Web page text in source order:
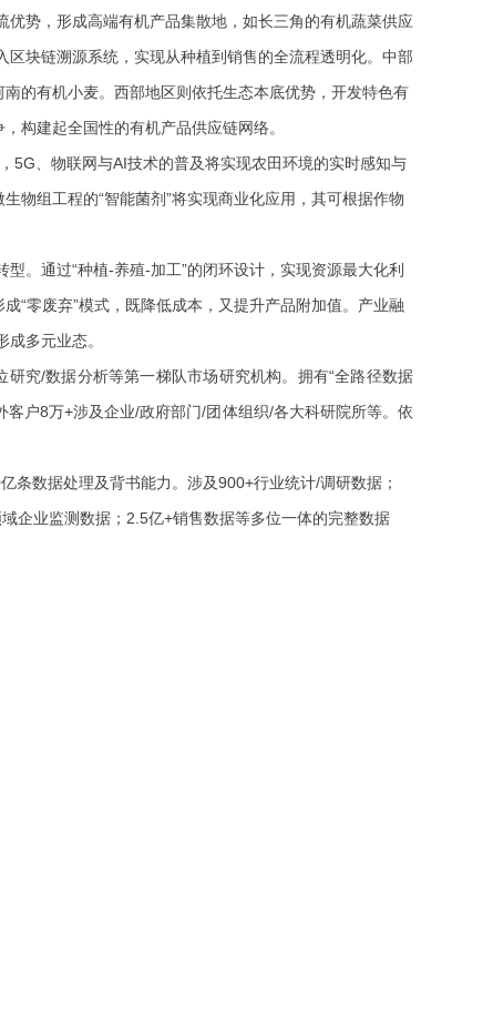
势，形成高端有机产品集散地，如长三角的有机蔬菜供应
区块链溯源系统，实现从种植到销售的全流程透明化。中部
的有机小麦。西部地区则依托生态本底优势，开发特色有
构建起全国性的有机产品供应链网络。
5G、物联网与AI技术的普及将实现农田环境的实时感知与
物组工程的“智能菌剂”将实现商业化应用，其可根据作物
型。通过“种植-养殖-加工”的闭环设计，实现资源最大化利
“零废弃”模式，既降低成本，又提升产品附加值。产业融
多元业态。
研究/数据分析等第一梯队市场研究机构。拥有“全路径数据
客户8万+涉及企业/政府部门/团体组织/各大科研院所等。依
条数据处理及背书能力。涉及900+行业统计/调研数据；
企业监测数据；2.5亿+销售数据等多位一体的完整数据